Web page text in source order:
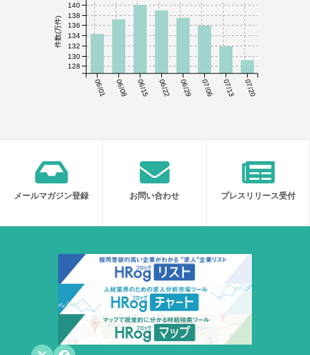
06/01 06/08 06/15 06/22 06/29 07/06 07/13 07/20
件数(万件)
128
130
132
134
136
138
140
メールマガジン登録 お問い合わせ プレスリリース受付